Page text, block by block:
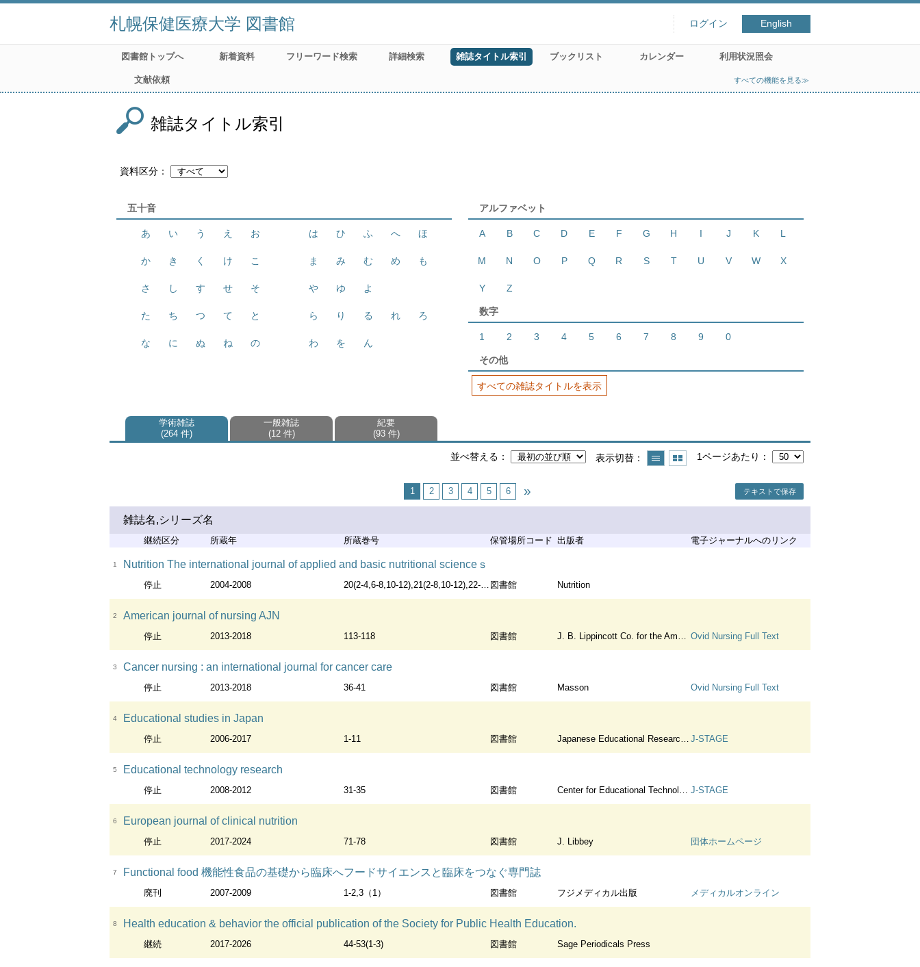
札幌保健医療大学 図書館 ログイン English
図書館トップへ 新着資料 フリーワード検索 詳細検索 雑誌タイトル索引 ブックリスト カレンダー 利用状況照会
文献依頼 すべての機能を見る≫
雑誌タイトル索引
資料区分
五十音
あ い う え お
か き く け こ
さ し す せ そ
た ち つ て と
な に ぬ ね の
は ひ ふ へ ほ
ま み む め も
や ゆ よ
ら り る れ ろ
わ を ん
アルファベット
A B C D E F G H I J K L
M N O P Q R S T U V W X
Y Z
数字
1 2 3 4 5 6 7 8 9 0
その他
すべての雑誌タイトルを表示
学術雑誌
264 件
一般雑誌
12 件
紀要
93 件
並べ替える 表示切替 1ページあたり
1 2 3 4 5 6 テキストで保存
雑誌名,シリーズ名
継続区分 所蔵年 所蔵巻号 保管場所コード 出版者 電子ジャーナルへのリンク
1 Nutrition The international journal of applied and basic nutritional scienceｓ
停止 2004-2008 20(2-4,6-8,10-12),21(2-8,10-12),22-23,24(1-3) 図書館 Nutrition
2 American journal of nursing AJN
停止 2013-2018 113-118 図書館 J. B. Lippincott Co. for the American Journal of Nursing Co. Ovid Nursing Full Text
3 Cancer nursing : an international journal for cancer care
停止 2013-2018 36-41 図書館 Masson Ovid Nursing Full Text
4 Educational studies in Japan
停止 2006-2017 1-11 図書館 Japanese Educational Research Association J-STAGE
5 Educational technology research
停止 2008-2012 31-35 図書館 Center for Educational Technology, Tokyo Gakugei University J-STAGE
6 European journal of clinical nutrition
停止 2017-2024 71-78 図書館 J. Libbey 団体ホームページ
7 Functional food 機能性食品の基礎から臨床へフードサイエンスと臨床をつなぐ専門誌
廃刊 2007-2009 1-2,3（1） 図書館 フジメディカル出版 メディカルオンライン
8 Health education & behavior the official publication of the Society for Public Health Education.
継続 2017-2026 44-53(1-3) 図書館 Sage Periodicals Press